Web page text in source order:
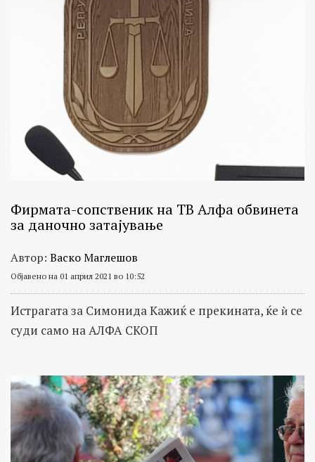
Фирмата-сопственик на ТВ Алфа обвинета
за даночно затајување
Автор: Васко Маглешов
Објавено на 01 април 2021 во 10:52
Истрагата за Симонида Кажиќ е прекината, ќе ѝ се
суди само на АЛФА СКОП